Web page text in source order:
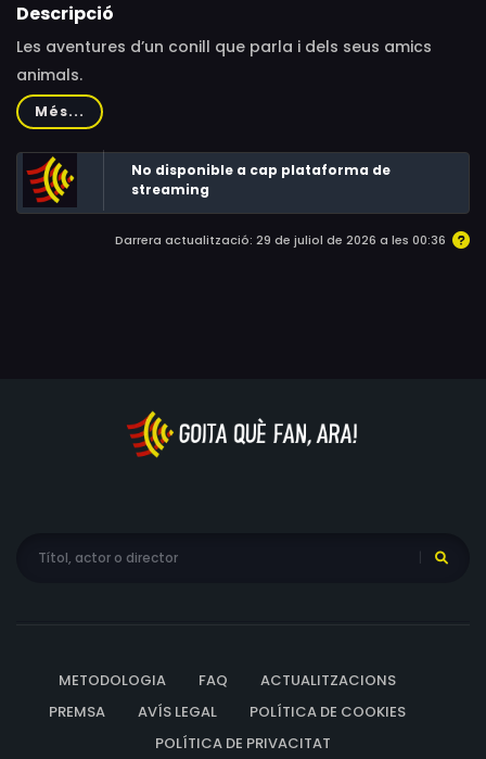
Descripció
Les aventures d’un conill que parla i dels seus amics
animals.
Més...
No disponible a cap plataforma de
streaming
Darrera actualització: 29 de juliol de 2026 a les 00:36
METODOLOGIA FAQ
ACTUALITZACIONS
PREMSA
AVÍS LEGAL
POLÍTICA DE COOKIES
POLÍTICA DE PRIVACITAT